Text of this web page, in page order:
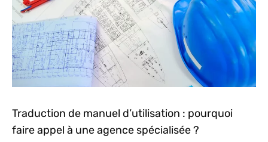
Traduction de manuel d’utilisation : pourquoi
faire appel à une agence spécialisée ?